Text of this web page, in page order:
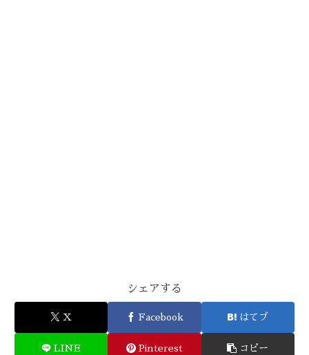
シェアする
X Facebook はてブ
LINE Pinterest コピー